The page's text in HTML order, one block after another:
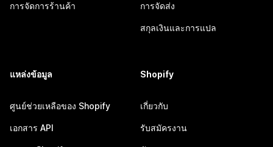
การจัดการร้านค้า การจัดส่ง
สกุลเงินและการแปล
แหล่งข้อมูล
ศูนย์ช่วยเหลือของ Shopify
เอกสาร API
Shopify
เกี่ยวกับ
รับสมัครงาน